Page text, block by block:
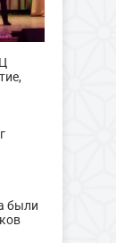
были